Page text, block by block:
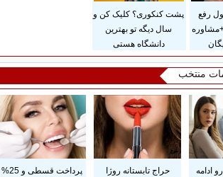
رفع
پشت کنکوری؟ کلیک کن و
سال دیگه تو بهترین
دانشگاه هستی
منتخب
ادامه حراج تابستانه روژا پرداخت قسطی و 25%